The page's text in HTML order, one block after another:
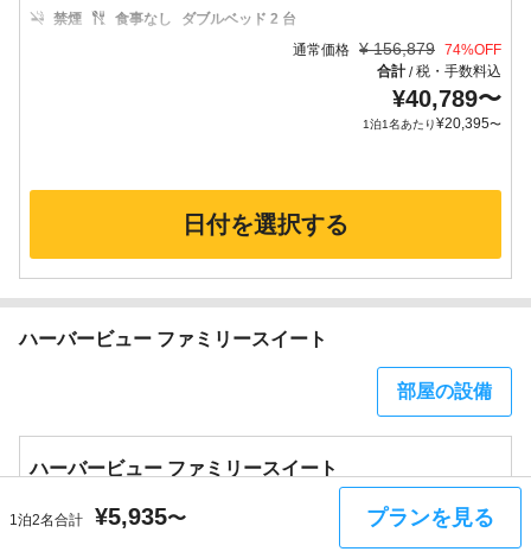
1泊2名合計 ¥5,935〜 プランを見る
禁煙 食事なし
ダブルベッド 2 台
通常価格 ¥ 156,879 74%OFF
合計/税・手数料込
¥40,789〜
1泊1名あたり¥20,395〜
日付を選択する
ハーバービュー ファミリースイート
部屋の設備
ハーバービュー ファミリースイート